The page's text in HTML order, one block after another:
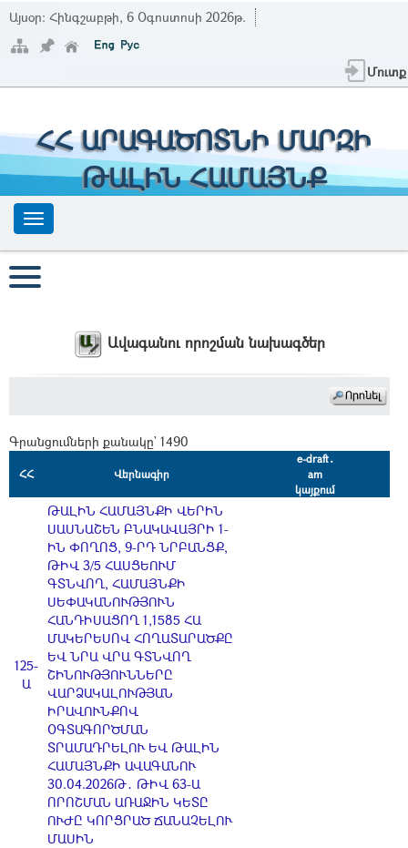
Այսօր: Հինգշաբթի, 6 Օգոստոսի 2026թ.
Մուտք
ՀՀ ԱՐԱԳԱԾՈՏՆԻ ՄԱՐԶԻ
ԹԱԼԻՆ ՀԱՄԱՅՆՔ
Ավագանու որոշման նախագծեր
Գրանցումների քանակը` 1490
ՀՀ Վերնագիր
e-draft․
am
կայքում
125-
Ա
ԹԱԼԻՆ ՀԱՄԱՅՆՔԻ ՎԵՐԻՆ
ՍԱՍՆԱՇԵՆ ԲՆԱԿԱՎԱՅՐԻ 1-
ԻՆ ՓՈՂՈՑ, 9-ՐԴ ՆՐԲԱՆՑՔ,
ԹԻՎ 3/5 ՀԱՍՑԵՈՒՄ
ԳՏՆՎՈՂ, ՀԱՄԱՅՆՔԻ
ՍԵՓԱԿԱՆՈՒԹՅՈՒՆ
ՀԱՆԴԻՍԱՑՈՂ 1,1585 ՀԱ
ՄԱԿԵՐԵՍՈՎ ՀՈՂԱՏԱՐԱԾՔԸ
ԵՎ ՆՐԱ ՎՐԱ ԳՏՆՎՈՂ
ՇԻՆՈՒԹՅՈՒՆՆԵՐԸ
ՎԱՐՁԱԿԱԼՈՒԹՅԱՆ
ԻՐԱՎՈՒՆՔՈՎ
ՕԳՏԱԳՈՐԾՄԱՆ
ՏՐԱՄԱԴՐԵԼՈՒ ԵՎ ԹԱԼԻՆ
ՀԱՄԱՅՆՔԻ ԱՎԱԳԱՆՈՒ
30.04.2026Թ․ ԹԻՎ 63-Ա
ՈՐՈՇՄԱՆ ԱՌԱՋԻՆ ԿԵՏԸ
ՈՒԺԸ ԿՈՐՑՐԱԾ ՃԱՆԱՉԵԼՈՒ
ՄԱՍԻՆ